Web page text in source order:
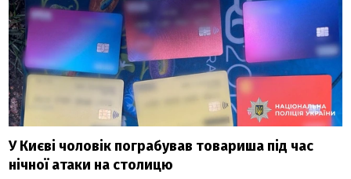
У Києві чоловік пограбував товариша під час
нічної атаки на столицю